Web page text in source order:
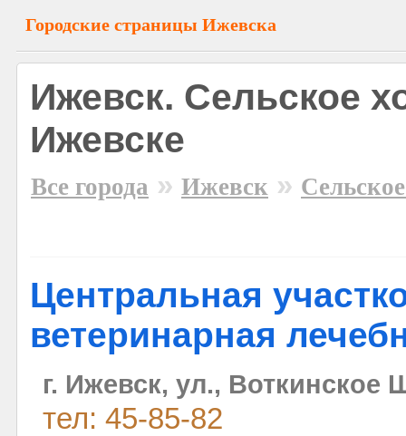
Городские страницы Ижевска
Ижевск. Сельское
Ижевске
Все города » Ижевск »
Центральная
ветеринарная
г. Ижевск, ул., Воткинское
тел: 45-85-82